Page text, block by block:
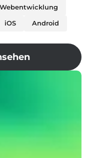
Webentwicklung
iOS Android